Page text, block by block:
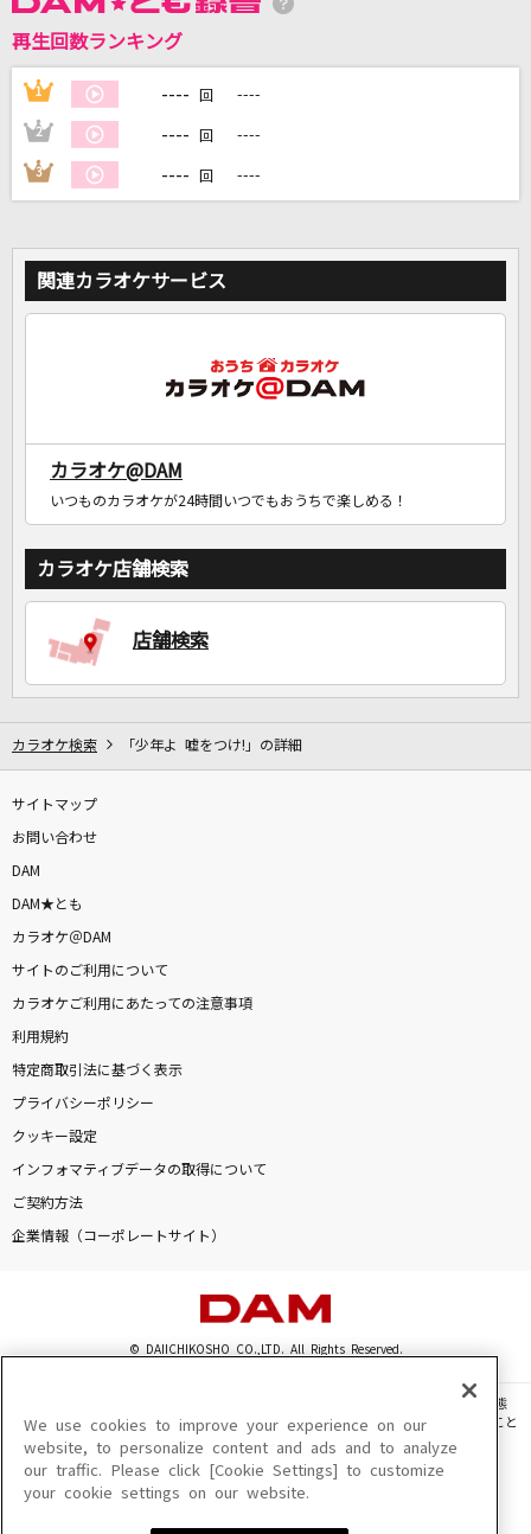
DAMに会員登録・ログインして
カラオケをもっと楽しもう！
家族や友達と一緒に！練習にも！
再生回数ランキング
1 ---- 回 ----
2 ---- 回 ----
3 ---- 回 ----
関連カラオケサービス
カラオケ@DAM
いつものカラオケが24時間いつでもおうちで楽しめる！
カラオケ店舗検索
店舗検索
カラオケ検索 「少年よ 嘘をつけ!」の詳細
サイトマップ
お問い合わせ
DAM
DAM★とも
カラオケ＠DAM
サイトのご利用について
カラオケご利用にあたっての注意事項
利用規約
特定商取引法に基づく表示
プライバシーポリシー
クッキー設定
インフォマティブデータの取得について
ご契約方法
企業情報（コーポレートサイト）
© DAIICHIKOSHO CO.,LTD. All Rights Reserved.
このサイトに掲載されている一切の文章・画像・写真・動画・音声等を、手段や形態
を問わず、著作権法の定める範囲を超えて無断で複製、転載、ファイル化などすること
を禁じます。
楽曲及びコンテンツは、機種によりご利用いただけない場合があります。
楽曲及びコンテンツの配信日、配信内容が変更になる場合があります。
We use cookies to improve your experience on our
website, to personalize content and ads and to analyze
our traffic. Please click [Cookie Settings] to customize
your cookie settings on our website.